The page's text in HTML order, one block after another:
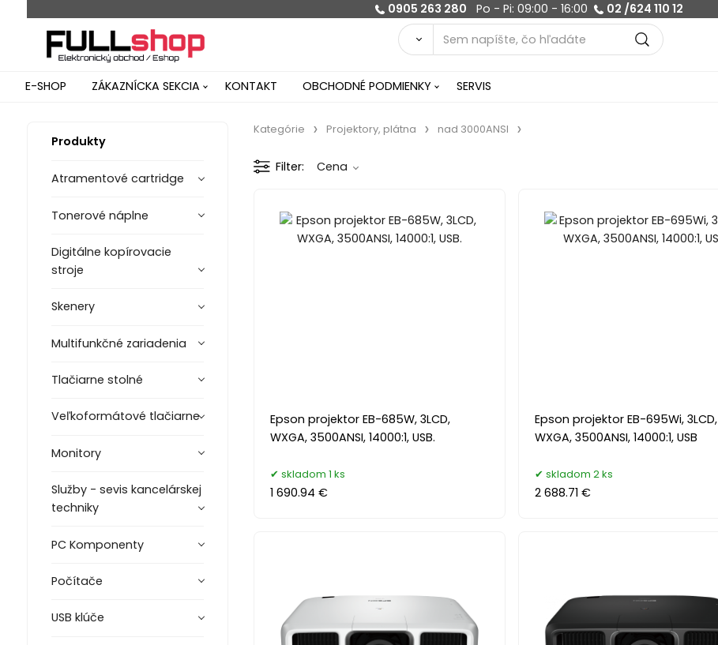
0905 263 280 Po - Pi: 09:00 - 16:00 02 /624 110 12
E-SHOP ZÁKAZNÍCKA SEKCIA KONTAKT OBCHODNÉ PODMIENKY SERVIS
Produkty
Atramentové cartridge
Tonerové náplne
Digitálne kopírovacie
stroje
Skenery
Multifunkčné zariadenia
Tlačiarne stolné
Veľkoformátové tlačiarne
Monitory
Služby - sevis kancelárskej
techniky
PC Komponenty
Počítače
USB klúče
Kategórie Projektory, plátna nad 3000ANSI
Filter Cena
Epson projektor EB-685W, 3LCD,
WXGA, 3500ANSI, 14000:1, USB.
skladom 1 ks
1 690.94 €
Epson projektor EB-695Wi, 3LCD,
WXGA, 3500ANSI, 14000:1, USB
skladom 2 ks
2 688.71 €